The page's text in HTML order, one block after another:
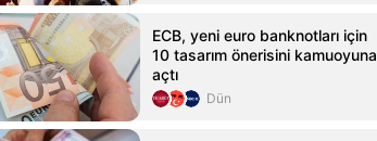
ECB, yeni euro banknotları için
10 tasarım önerisini kamuoyuna
açtı
Dün